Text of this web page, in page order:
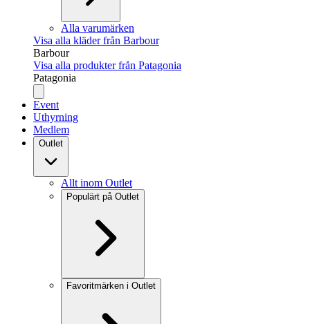
Alla varumärken
Visa alla kläder från Barbour
Barbour
Visa alla produkter från Patagonia
Patagonia
Event
Uthyrning
Medlem
Outlet
Allt inom Outlet
Populärt på Outlet
Favoritmärken i Outlet